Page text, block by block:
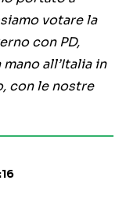
votare la
con PD,
all’Italia in
con le nostre